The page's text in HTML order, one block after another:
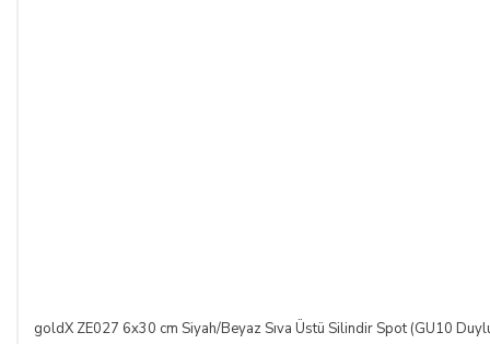
goldX ZE027 6x30 cm Siyah/Beyaz Sıva Üstü Silindir Spot (GU10